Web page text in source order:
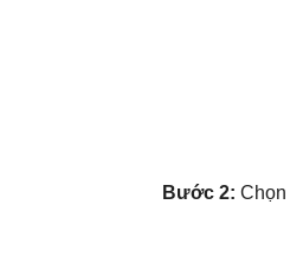
Bước 2: Chọn